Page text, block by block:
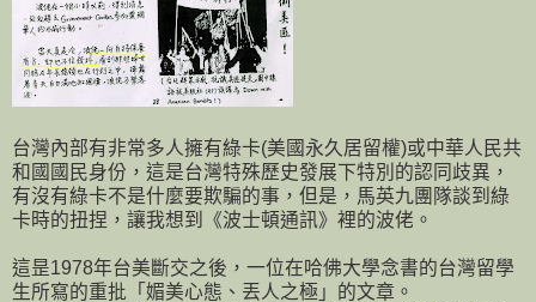
台灣內部有非常多人擁有綠卡(美國永久居留權)或中華人民共
和國國民身份，這是台灣特殊歷史發展下特別的認同歧異，
有沒有綠卡不是什麼要欺騙的事，但是，馬英九團隊談到綠
卡時的扭捏，讓我想到《波士頓通訊》裡的波佬。
這昰1978年台美斷交之後，一位在哈佛大學念書的台灣留學
生所寫的重批「媚美心態、丟人之極」的文章。